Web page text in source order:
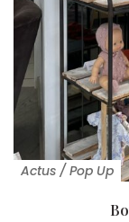
Actus / Pop Up